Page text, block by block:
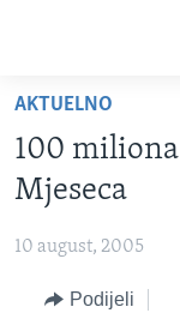
glavni
sadržaj
Pređi
na
glavnu
navigaciju
TV PROGRAM
FOTOGRAFIJE
VIJESTI
SJEDINJENE
NAUKA I
AKTUELNO
100
Mjeseca
10 august, 2005
Podijeli